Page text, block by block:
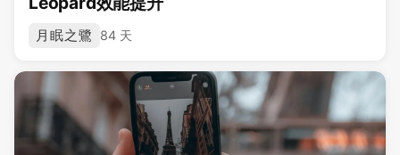
月眠之鷺 84 天